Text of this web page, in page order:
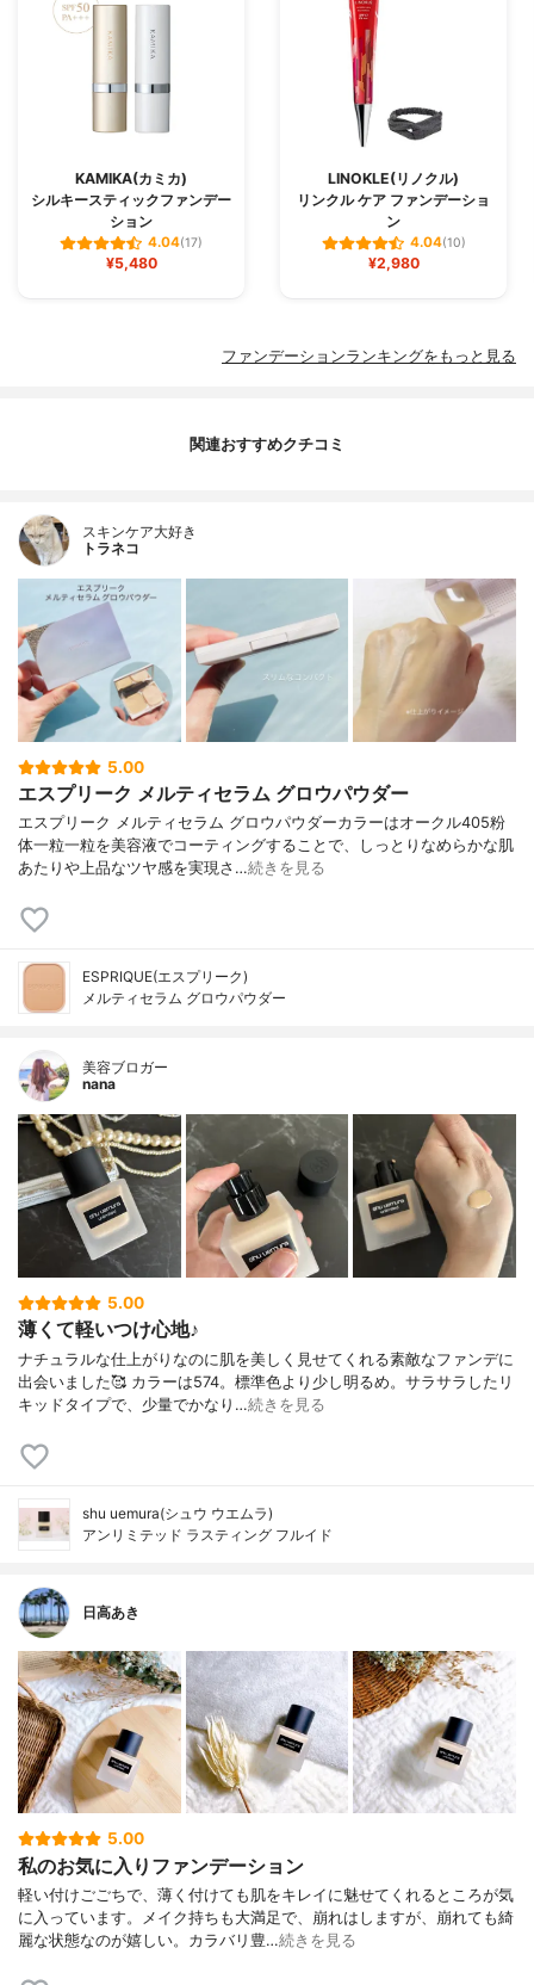
KAMIKA(カミカ)
シルキースティックファンデー
ション
4.04(17)
¥5,480
LINOKLE(リノクル)
リンクル ケア ファンデーショ
ン
4.04(10)
¥2,980
ファンデーションランキングをもっと見る
関連おすすめクチコミ
スキンケア大好き
トラネコ
5.00
エスプリーク メルティセラム グロウパウダー
エスプリーク メルティセラム グロウパウダーカラーはオークル405粉
体一粒一粒を美容液でコーティングすることで、しっとりなめらかな肌
あたりや上品なツヤ感を実現さ…続きを見る
ESPRIQUE(エスプリーク)
メルティセラム グロウパウダー
美容ブロガー
nana
5.00
薄くて軽いつけ心地♪
ナチュラルな仕上がりなのに肌を美しく見せてくれる素敵なファンデに
出会いました🥰 カラーは574。標準色より少し明るめ。サラサラしたリ
キッドタイプで、少量でかなり…続きを見る
shu uemura(シュウ ウエムラ)
アンリミテッド ラスティング フルイド
日高あき
5.00
私のお気に入りファンデーション
軽い付けごごちで、薄く付けても肌をキレイに魅せてくれるところが気
に入っています。メイク持ちも大満足で、崩れはしますが、崩れても綺
麗な状態なのが嬉しい。カラバリ豊…続きを見る